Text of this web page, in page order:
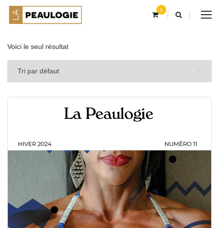
0
Voici le seul résultat